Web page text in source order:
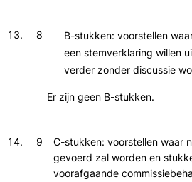
8
B-stukken: voorstellen
een stemverklaring willen
verder zonder discussie
Er zijn geen B-stukken.
9
C-stukken: voorstellen waar
gevoerd zal worden en
voorafgaande